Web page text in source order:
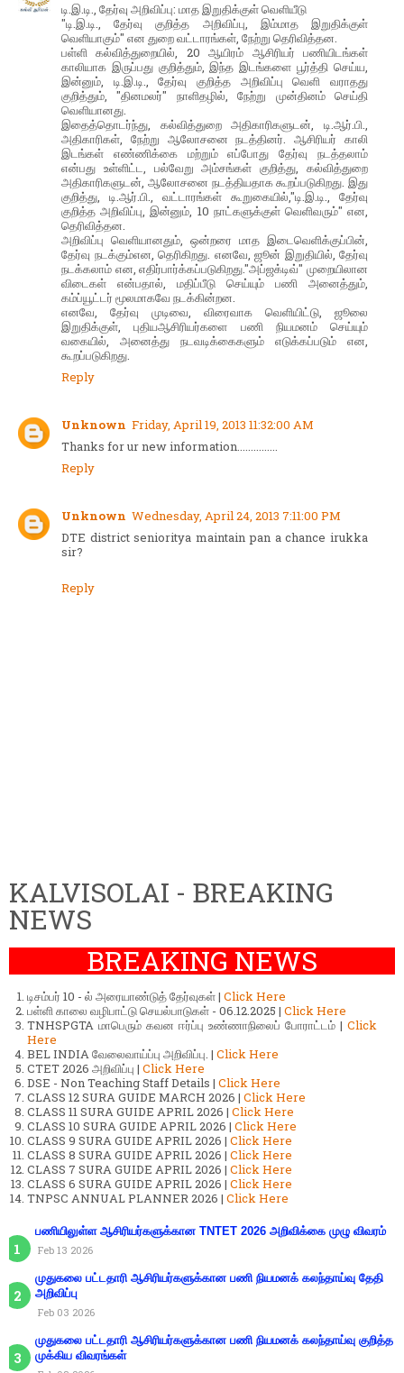
டி.இ.டி., தேர்வு அறிவிப்பு: மாத இறுதிக்குள் வெளியீடு
"டி.இ.டி., தேர்வு குறித்த அறிவிப்பு, இம்மாத இறுதிக்குள்
வெளியாகும்" என துறை வட்டாரங்கள், நேற்று தெரிவித்தன.
பள்ளி கல்வித்துறையில், 20 ஆயிரம் ஆசிரியர் பணியிடங்கள்
காலியாக இருப்பது குறித்தும், இந்த இடங்களை பூர்த்தி செய்ய,
இன்னும், டி.இ.டி., தேர்வு குறித்த அறிவிப்பு வெளி வராதது
குறித்தும், "தினமலர்" நாளிதழில், நேற்று முன்தினம் செய்தி
வெளியானது.
இதைத்தொடர்ந்து, கல்வித்துறை அதிகாரிகளுடன், டி.ஆர்.பி.,
அதிகாரிகள், நேற்று ஆலோசனை நடத்தினர். ஆசிரியர் காலி
இடங்கள் எண்ணிக்கை மற்றும் எப்போது தேர்வு நடத்தலாம்
என்பது உள்ளிட்ட, பல்வேறு அம்சங்கள் குறித்து, கல்வித்துறை
அதிகாரிகளுடன், ஆலோசனை நடத்தியதாக கூறப்படுகிறது. இது
குறித்து, டி.ஆர்.பி., வட்டாரங்கள் கூறுகையில்,"டி.இ.டி., தேர்வு
குறித்த அறிவிப்பு, இன்னும், 10 நாட்களுக்குள் வெளிவரும்" என,
தெரிவித்தன.
அறிவிப்பு வெளியானதும், ஒன்றரை மாத இடைவெளிக்குப்பின்,
தேர்வு நடக்கும்என, தெரிகிறது. எனவே, ஜூன் இறுதியில், தேர்வு
நடக்கலாம் என, எதிர்பார்க்கப்படுகிறது."அப்ஜக்டிவ்" முறையிலான
விடைகள் என்பதால், மதிப்பீடு செய்யும் பணி அனைத்தும்,
கம்ப்யூட்டர் மூலமாகவே நடக்கின்றன.
எனவே, தேர்வு முடிவை, விரைவாக வெளியிட்டு, ஜூலை
இறுதிக்குள், புதியஆசிரியர்களை பணி நியமனம் செய்யும்
வகையில், அனைத்து நடவடிக்கைகளும் எடுக்கப்படும் என,
கூறப்படுகிறது.
Reply
Unknown Friday, April 19, 2013 11:32:00 AM
Thanks for ur new information...............
Reply
Unknown Wednesday, April 24, 2013 7:11:00 PM
DTE district senioritya maintain pan a chance irukka
sir?
Reply
KALVISOLAI - BREAKING
NEWS
BREAKING NEWS
டிசம்பர் 10 - ல் அரையாண்டுத் தேர்வுகள் | Click Here
பள்ளி காலை வழிபாட்டு செயல்பாடுகள் - 06.12.2025 | Click Here
TNHSPGTA மாபெரும் கவன ஈர்ப்பு உண்ணாநிலைப் போராட்டம் | Click
Here
BEL INDIA வேலைவாய்ப்பு அறிவிப்பு. | Click Here
CTET 2026 அறிவிப்பு | Click Here
DSE - Non Teaching Staff Details | Click Here
CLASS 12 SURA GUIDE MARCH 2026 | Click Here
CLASS 11 SURA GUIDE APRIL 2026 | Click Here
CLASS 10 SURA GUIDE APRIL 2026 | Click Here
CLASS 9 SURA GUIDE APRIL 2026 | Click Here
CLASS 8 SURA GUIDE APRIL 2026 | Click Here
CLASS 7 SURA GUIDE APRIL 2026 | Click Here
CLASS 6 SURA GUIDE APRIL 2026 | Click Here
TNPSC ANNUAL PLANNER 2026 | Click Here
பணியிலுள்ள ஆசிரியர்களுக்கான TNTET 2026 அறிவிக்கை முழு விவரம்
Feb 13 2026
முதுகலை பட்டதாரி ஆசிரியர்களுக்கான பணி நியமனக் கலந்தாய்வு தேதி
அறிவிப்பு
Feb 03 2026
முதுகலை பட்டதாரி ஆசிரியர்களுக்கான பணி நியமனக் கலந்தாய்வு குறித்த
முக்கிய விவரங்கள்